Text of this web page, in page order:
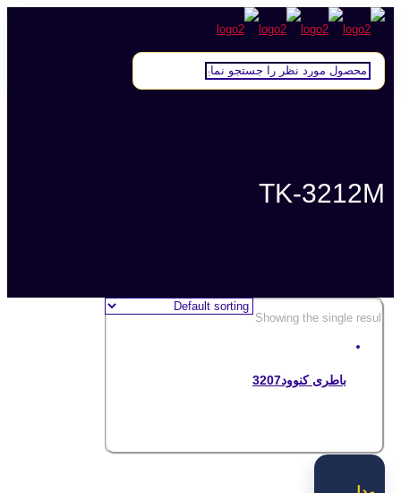
TK-3212M
Showing the single result
باطری کنوود3207